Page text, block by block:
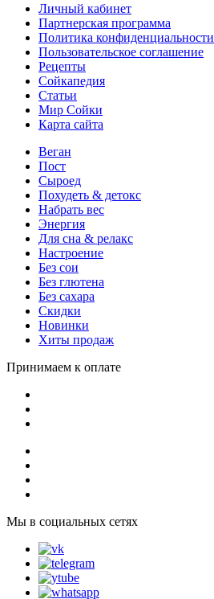
Личный кабинет
Партнерская программа
Политика конфиденциальности
Пользовательское соглашение
Рецепты
Сойкапедия
Статьи
Мир Сойки
Карта сайта
Веган
Пост
Сыроед
Похудеть & детокс
Набрать вес
Энергия
Для сна & релакс
Настроение
Без сои
Без глютена
Без сахара
Скидки
Новинки
Хиты продаж
Принимаем к оплате
Мы в социальных сетях